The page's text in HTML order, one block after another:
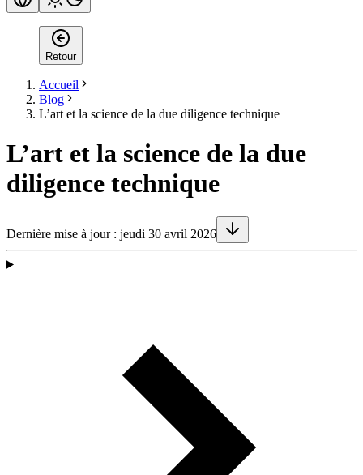
Retour
Accueil
Blog
L’art et la science de la due diligence technique
L’art et la science de la due
diligence technique
Dernière mise à jour : jeudi 30 avril 2026